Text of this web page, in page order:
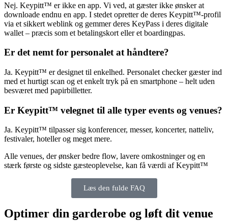
Nej. Keypitt™ er ikke en app. Vi ved, at gæster ikke ønsker at
downloade endnu en app. I stedet opretter de deres Keypitt™-profil
via et sikkert weblink og gemmer deres KeyPass i deres digitale
wallet – præcis som et betalingskort eller et boardingpas.
Er det nemt for personalet at håndtere?
Ja. Keypitt™ er designet til enkelhed. Personalet checker gæster ind
med et hurtigt scan og et enkelt tryk på en smartphone – helt uden
besværet med papirbilletter.
Er Keypitt™ velegnet til alle typer events og venues?
Ja. Keypitt™ tilpasser sig konferencer, messer, koncerter, natteliv,
festivaler, hoteller og meget mere.
Alle venues, der ønsker bedre flow, lavere omkostninger og en
stærk første og sidste gæsteoplevelse, kan få værdi af Keypitt™
Læs den fulde FAQ
Optimer din garderobe og løft dit venue